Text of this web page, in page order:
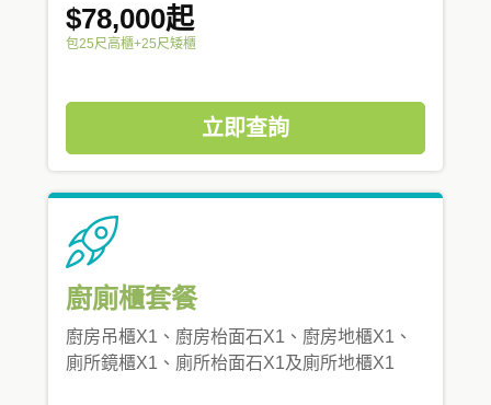
$78,000起
包25尺高櫃+25尺矮櫃
立即查詢
廚廁櫃套餐
廚房吊櫃X1、廚房枱面石X1、廚房地櫃X1、
廁所鏡櫃X1、廁所枱面石X1及廁所地櫃X1